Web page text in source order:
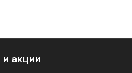
и акции